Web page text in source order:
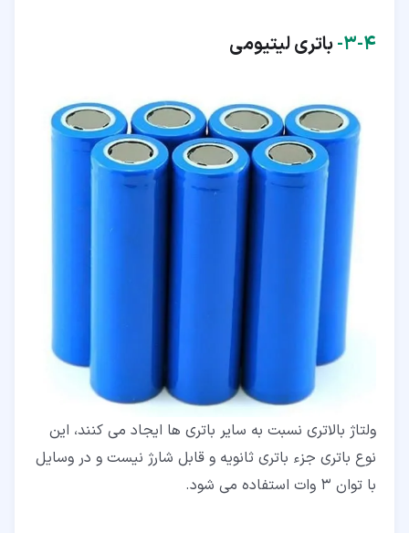
۴‏-‏۳‏- باتری لیتیومی
ولتاژ بالاتری نسبت به سایر باتری ها ایجاد می کنند، این
نوع باتری جزء باتری ثانویه و قابل شارژ نیست و در وسایل
با توان 3 وات استفاده می شود.